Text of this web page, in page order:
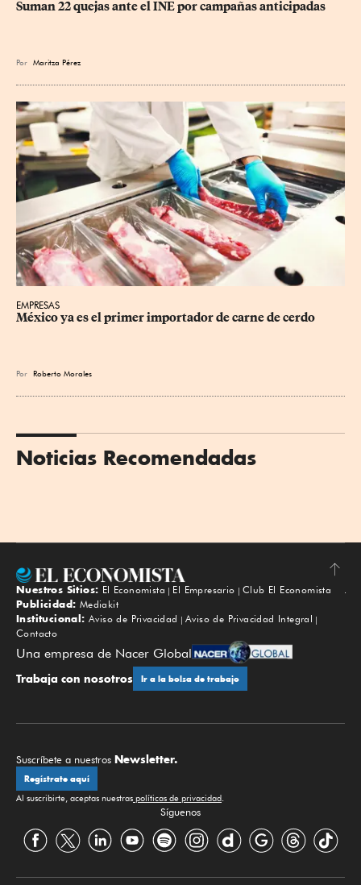
Suman 22 quejas ante el INE por campañas anticipadas
Por Maritza Pérez
EMPRESAS
México ya es el primer importador de carne de cerdo
Por Roberto Morales
Noticias Recomendadas
Subir
Nuestros Sitios: El Economista El Empresario
Club El Economista
Publicidad: Mediakit
Institucional: Aviso de Privacidad
Aviso de Privacidad Integral
Contacto
Una empresa de Nacer Global
Trabaja con nosotros Ir a la bolsa de trabajo
Suscríbete a nuestros Newsletter.
Regístrate aquí
Al suscribirte, aceptas nuestras políticas de privacidad
Síguenos